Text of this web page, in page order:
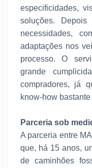
especificidades,
soluções.
necessidades,
adaptações nos
processo. O
grande
compradores, já
know-how
Parceria sob
A parceria entre
que, há 15 anos,
de caminhões